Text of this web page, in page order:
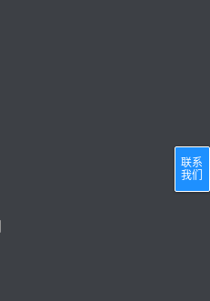
联系
我们